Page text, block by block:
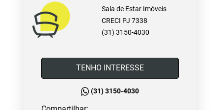
Sala de Estar Imóveis
CRECI PJ 7338
(31) 3150-4030
TENHO INTERESSE
(31) 3150-4030